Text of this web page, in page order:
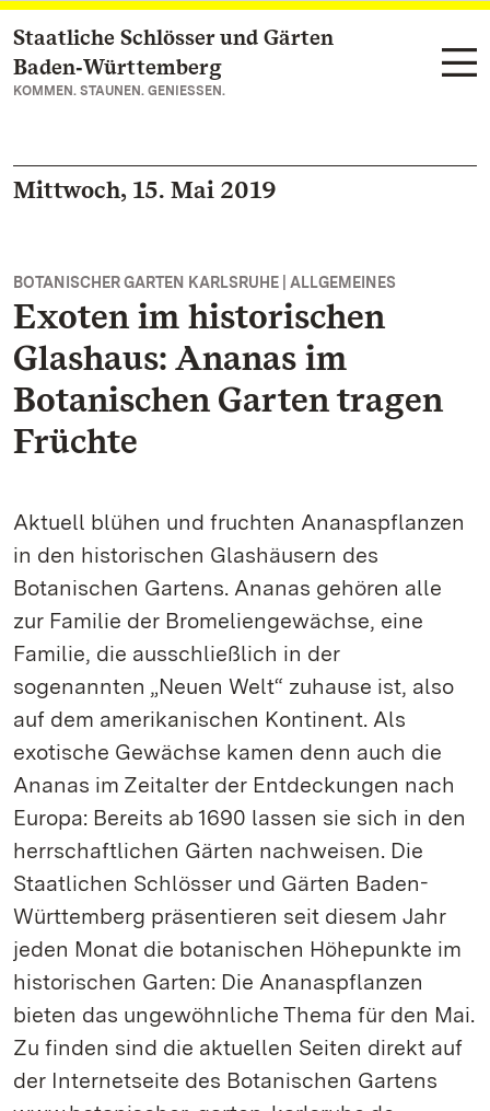
Zum Hauptinhalt springen
Staatliche Schlösser und Gärten
Baden‑Württemberg
KOMMEN. STAUNEN. GENIESSEN.
Mittwoch, 15. Mai 2019
BOTANISCHER GARTEN KARLSRUHE | ALLGEMEINES
Exoten im historischen
Glashaus: Ananas im
Botanischen Garten tragen
Früchte
Aktuell blühen und fruchten Ananaspflanzen
in den historischen Glashäusern des
Botanischen Gartens. Ananas gehören alle
zur Familie der Bromeliengewächse, eine
Familie, die ausschließlich in der
sogenannten „Neuen Welt“ zuhause ist, also
auf dem amerikanischen Kontinent. Als
exotische Gewächse kamen denn auch die
Ananas im Zeitalter der Entdeckungen nach
Europa: Bereits ab 1690 lassen sie sich in den
herrschaftlichen Gärten nachweisen. Die
Staatlichen Schlösser und Gärten Baden-
Württemberg präsentieren seit diesem Jahr
jeden Monat die botanischen Höhepunkte im
historischen Garten: Die Ananaspflanzen
bieten das ungewöhnliche Thema für den Mai.
Zu finden sind die aktuellen Seiten direkt auf
der Internetseite des Botanischen Gartens